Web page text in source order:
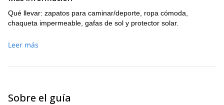
Qué llevar: zapatos para caminar/deporte, ropa cómoda,
chaqueta impermeable, gafas de sol y protector solar.
Leer más
Sobre el guía